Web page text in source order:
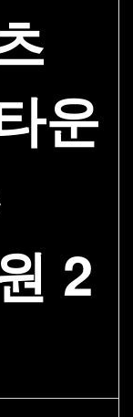
운
2